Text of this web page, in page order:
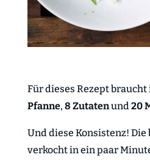
Für dieses Rezept
Pfanne, 8 Zutatenund20
Und diese Konsistenz! Die
verkocht in ein paar